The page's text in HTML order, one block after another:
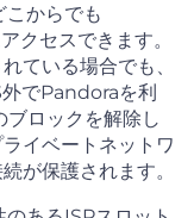
からでも
セスできます。
ている場合でも、
でPandoraを利
ロックを解除し
イベートネットワ
が保護されます。